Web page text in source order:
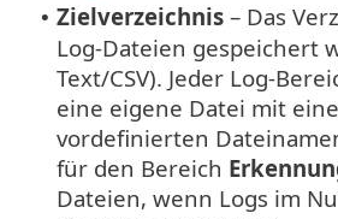
• Zielverzeichnis – Das
Log-Dateien gespeichert
Text/CSV). Jeder Log-
eine eigene Datei mit
vordefinierten
für den Bereich
Dateien, wenn Logs im